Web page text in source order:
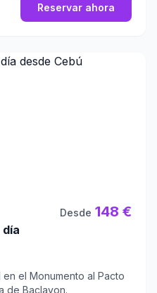
Reservar ahora
día
Desde 148 €
el Monumento al Pacto
de Baclayon.